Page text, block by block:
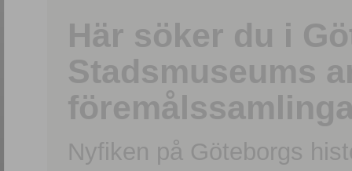
Här söker du i
Stadsmuseums
Nyfiken på Göteborgs